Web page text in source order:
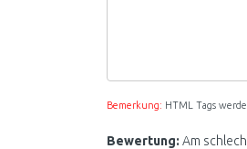
Bemerkung: HTML Tags
Bewertung: Am